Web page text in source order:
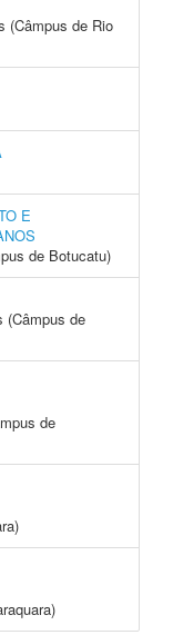
(Câmpus de Rio
E
de Botucatu)
(Câmpus de
de